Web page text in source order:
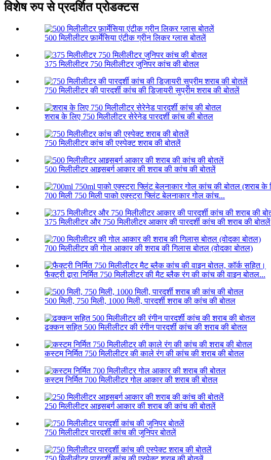
विशेष रुप से प्रदर्शित प्रोडक्टस
500 मिलीलीटर फ़ार्मेसिया एंटीक ग्रीन लिकर ग्लास बोतलें
375 मिलीलीटर 750 मिलीलीटर जुनिपर कांच की बोतल
750 मिलीलीटर की पारदर्शी कांच की डिज़ायरी सुप्रीम शराब की बोतलें
शराब के लिए 750 मिलीलीटर सेरेनेड पारदर्शी कांच की बोतल
750 मिलीलीटर कांच की एस्पेक्ट शराब की बोतलें
500 मिलीलीटर आइसबर्ग आकार की शराब की कांच की बोतलें
700 मिली 750 मिली पाको एक्स्ट्रा फ्लिंट बेलनाकार गोल कांच...
375 मिलीलीटर और 750 मिलीलीटर आकार की पारदर्शी कांच की शराब की बोतलें
700 मिलीलीटर की गोल आकार की शराब की गिलास बोतल (वोदका बोतल)
फैक्ट्री द्वारा निर्मित 750 मिलीलीटर की मैट ब्लैक रंग की कांच की वाइन बोतल...
500 मिली, 750 मिली, 1000 मिली, पारदर्शी शराब की कांच की बोतल
ढक्कन सहित 500 मिलीलीटर की रंगीन पारदर्शी कांच की शराब की बोतल
कस्टम निर्मित 750 मिलीलीटर की काले रंग की कांच की शराब की बोतल
कस्टम निर्मित 700 मिलीलीटर गोल आकार की शराब की बोतल
250 मिलीलीटर आइसबर्ग आकार की शराब की कांच की बोतलें
750 मिलीलीटर पारदर्शी कांच की जुनिपर बोतलें